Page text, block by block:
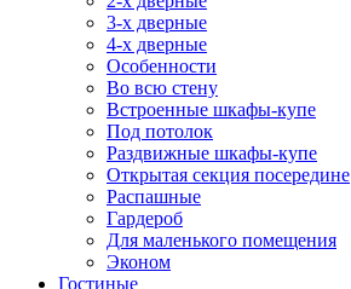
3-х дверные
4-х дверные
Особенности
Во всю стену
Встроенные шкафы-купе
Под потолок
Раздвижные шкафы-купе
Открытая секция посередине
Распашные
Гардероб
Для маленького помещения
Эконом
Гостиные